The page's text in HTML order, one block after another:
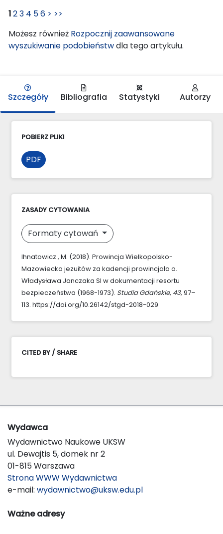
123 4 56 > >>
Możesz również Rozpocznij zaawansowane
wyszukiwanie podobieństwdla tego artykułu.
Szczegóły Bibliografia Statystyki Autorzy
POBIERZ PLIKI
PDF
ZASADY CYTOWANIA
Formaty cytowań
Ihnatowicz , M. (2018). Prowincja Wielkopolsko-
Mazowiecka jezuitów za kadencji prowincjała o.
Władysława Janczaka SI w dokumentacji resortu
bezpieczeństwa (1968-1973). Studia Gdańskie, 43, 97–
113. https://doi.org/10.26142/stgd-2018-029
CITED BY / SHARE
Wydawca
Wydawnictwo Naukowe UKSW
ul. Dewajtis 5, domek nr 2
01-815 Warszawa
Strona WWW Wydawnictwa
e-mail: wydawnictwo@uksw.edu.pl
Ważne adresy